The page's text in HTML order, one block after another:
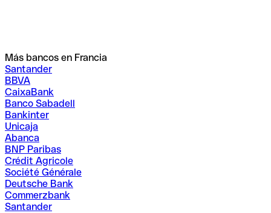
Más bancos en Francia
Santander
BBVA
CaixaBank
Banco Sabadell
Bankinter
Unicaja
Abanca
BNP Paribas
Crédit Agricole
Société Générale
Deutsche Bank
Commerzbank
Santander